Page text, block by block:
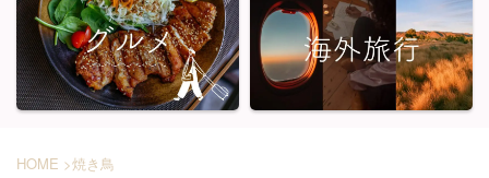
HOME >焼き鳥